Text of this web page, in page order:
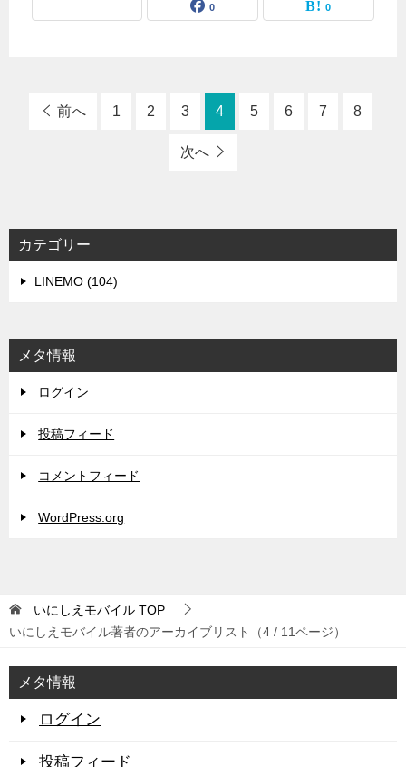
0 0
前へ 1 2 3 4 5 6 7 8
次へ
カテゴリー
LINEMO (104)
メタ情報
ログイン
投稿フィード
コメントフィード
WordPress.org
いにしえモバイル TOP
いにしえモバイル著者のアーカイブリスト（4 / 11ページ）
メタ情報
ログイン
投稿フィード